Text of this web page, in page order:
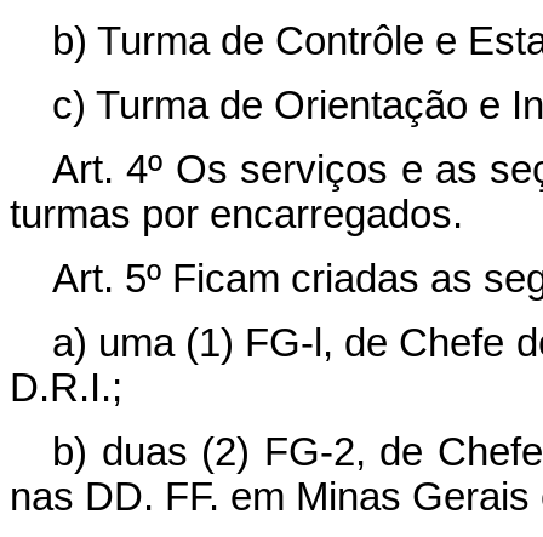
b) Turma de Contrôle e
c) Turma de Orientação e
Art. 4º Os serviços e as
turmas por encarregados.
Art. 5º Ficam criadas as
a) uma (1) FG-l, de Chefe
D.R.I.;
b) duas (2) FG-2, de
nas DD. FF. em Minas